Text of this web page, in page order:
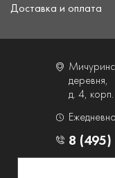
Доставка и оплата
деревня,
д. 4, корп.
8